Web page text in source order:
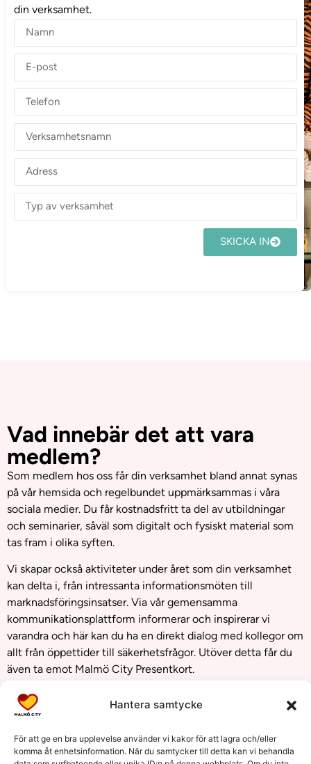
Hantera samtycke
För att ge en bra upplevelse använder vi kakor för att lagra och/eller
komma åt enhetsinformation. När du samtycker till detta kan vi behandla
din verksamhet.
SKICKA IN
Vad innebär det att vara
medlem?
Som medlem hos oss får din verksamhet bland annat synas
på vår hemsida och regelbundet uppmärksammas i våra
sociala medier. Du får kostnadsfritt ta del av utbildningar
och seminarier, såväl som digitalt och fysiskt material som
tas fram i olika syften.
Vi skapar också aktiviteter under året som din verksamhet
kan delta i, från intressanta informationsmöten till
marknadsföringsinsatser. Via vår gemensamma
kommunikationsplattform informerar och inspirerar vi
varandra och här kan du ha en direkt dialog med kollegor om
allt från öppettider till säkerhetsfrågor. Utöver detta får du
även ta emot Malmö City Presentkort.
AVGIFTER STADGAR